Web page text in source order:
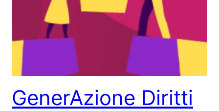
GenerAzione Diritti